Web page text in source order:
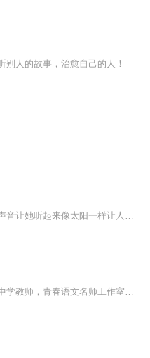
别人的故事，治愈自己的人！